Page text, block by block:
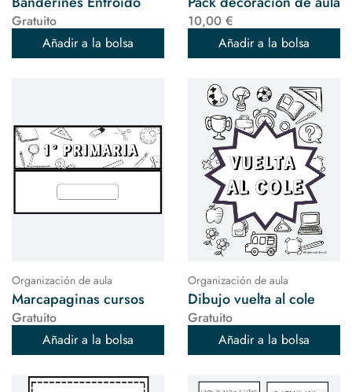
Gratuito
Añadir a la bolsa
10,00 €
Añadir a la bolsa
Organización de aula
Marcapaginas cursos
Gratuito
Añadir a la bolsa
Organización de aula
Dibujo vuelta al cole
Gratuito
Añadir a la bolsa